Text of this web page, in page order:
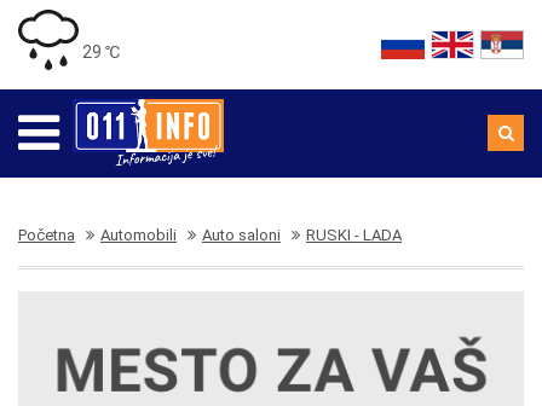
29 ℃
Početna Automobili Auto saloni RUSKI - LADA